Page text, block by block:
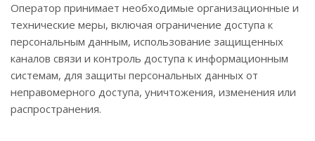
Оператор принимает необходимые организационные и
технические меры, включая ограничение доступа к
персональным данным, использование защищенных
каналов связи и контроль доступа к информационным
системам, для защиты персональных данных от
неправомерного доступа, уничтожения, изменения или
распространения.